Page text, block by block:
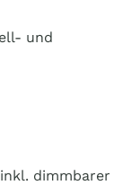
und
dimmbarer